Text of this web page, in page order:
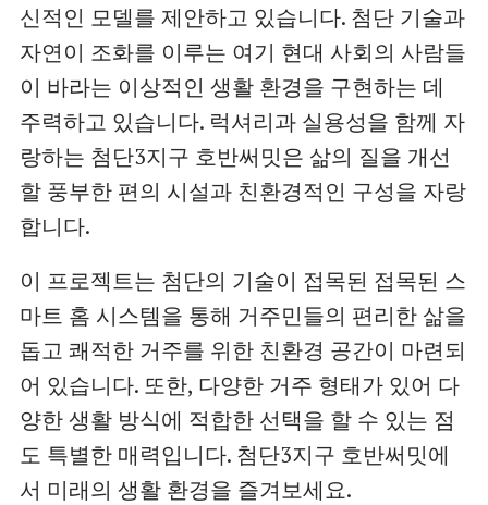
신적인 모델를 제안하고 있습니다. 첨단 기술과
자연이 조화를 이루는 여기 현대 사회의 사람들
이 바라는 이상적인 생활 환경을 구현하는 데
주력하고 있습니다. 럭셔리과 실용성을 함께 자
랑하는 첨단3지구 호반써밋은 삶의 질을 개선
할 풍부한 편의 시설과 친환경적인 구성을 자랑
합니다.
이 프로젝트는 첨단의 기술이 접목된 접목된 스
마트 홈 시스템을 통해 거주민들의 편리한 삶을
돕고 쾌적한 거주를 위한 친환경 공간이 마련되
어 있습니다. 또한, 다양한 거주 형태가 있어 다
양한 생활 방식에 적합한 선택을 할 수 있는 점
도 특별한 매력입니다. 첨단3지구 호반써밋에
서 미래의 생활 환경을 즐겨보세요.